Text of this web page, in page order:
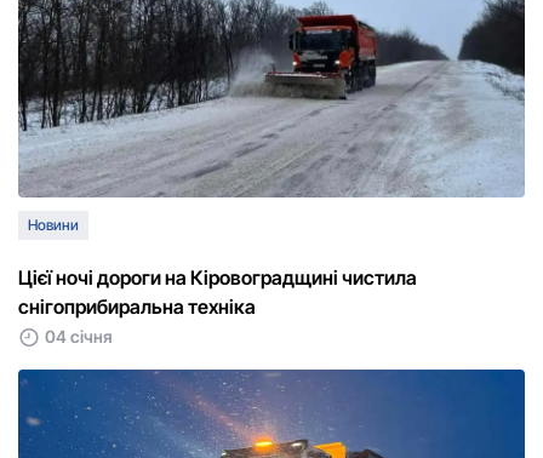
Новини
Цієї ночі дороги на Кіровоградщині чистила
снігоприбиральна техніка
04 січня